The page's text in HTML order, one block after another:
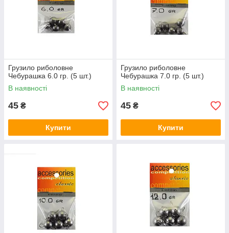
Грузило риболовне
Чебурашка 6.0 гр. (5 шт.)
В наявності
45 ₴
Купити
Грузило риболовне
Чебурашка 7.0 гр. (5 шт.)
В наявності
45 ₴
Купити